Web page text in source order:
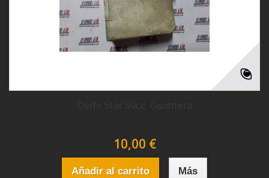
10,00 €
Añadir al carrito Más